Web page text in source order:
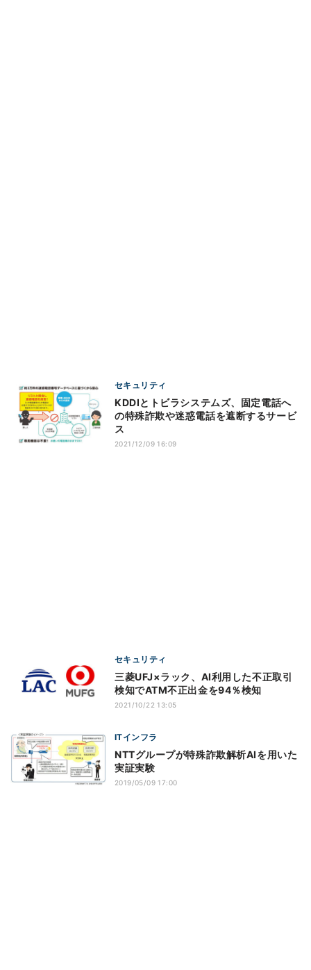
セキュリティ
KDDIとトビラシステムズ、固定電話へ
の特殊詐欺や迷惑電話を遮断するサービ
ス
2021/12/09 16:09
セキュリティ
三菱UFJ×ラック、AI利用した不正取引
検知でATM不正出金を94％検知
2021/10/22 13:05
ITインフラ
NTTグループが特殊詐欺解析AIを用いた
実証実験
2019/05/09 17:00